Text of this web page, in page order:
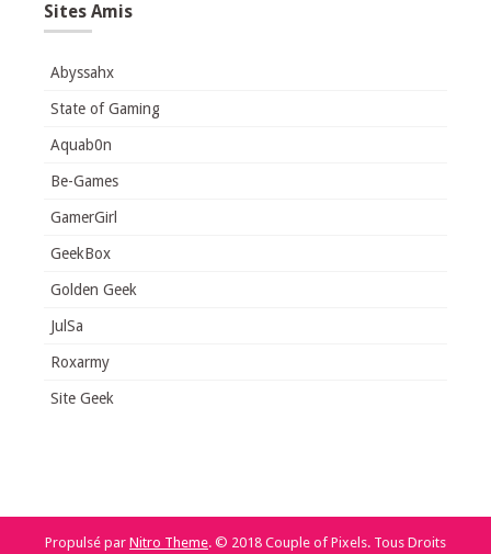
Sites Amis
Abyssahx
State of Gaming
Aquab0n
Be-Games
GamerGirl
GeekBox
Golden Geek
JulSa
Roxarmy
Site Geek
Propulsé par Nitro Theme. © 2018 Couple of Pixels. Tous Droits